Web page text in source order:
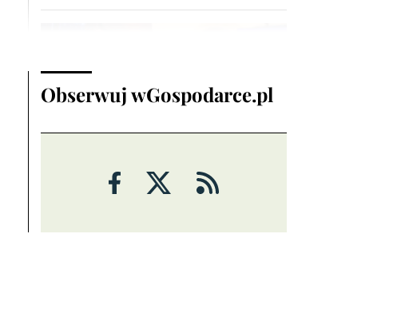
Czy rynek pracy w USA ma
Obserwuj wGospodarce.pl